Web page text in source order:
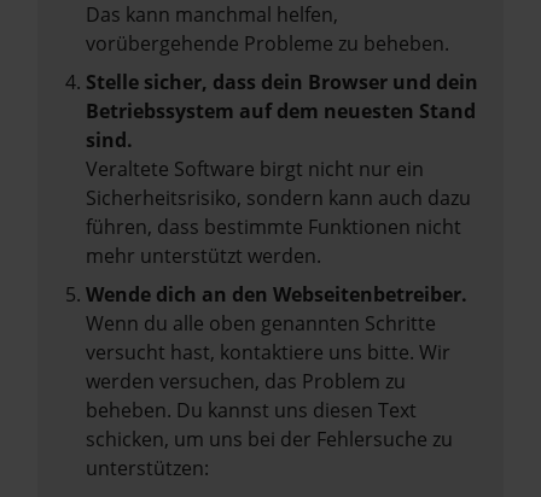
Das kann manchmal helfen,
vorübergehende Probleme zu beheben.
Stelle sicher, dass dein Browser und dein
Betriebssystem auf dem neuesten Stand
sind.
Veraltete Software birgt nicht nur ein
Sicherheitsrisiko, sondern kann auch dazu
führen, dass bestimmte Funktionen nicht
mehr unterstützt werden.
Wende dich an den Webseitenbetreiber.
Wenn du alle oben genannten Schritte
versucht hast, kontaktiere uns bitte. Wir
werden versuchen, das Problem zu
beheben. Du kannst uns diesen Text
schicken, um uns bei der Fehlersuche zu
unterstützen: